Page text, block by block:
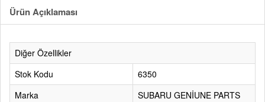
Ürün Açıklaması
Diğer Özellikler
Stok Kodu
6350
Marka
SUBARU GENİUNE PARTS